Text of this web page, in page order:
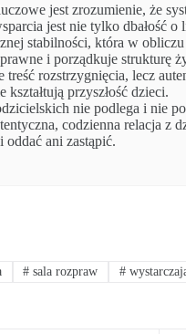
jest zrozumienie, że
jest nie tylko dbałość
stabilności, która w
i porządkuje strukturę
rozstrzygnięcia, lecz
przyszłość dzieci.
nie podlega i nie
codzienna relacja z
oddać ani zastąpić.
# sala rozpraw #